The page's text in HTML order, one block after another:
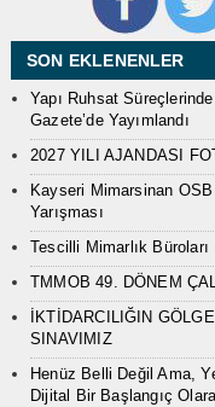
SON EKLENENLER
Yapı Ruhsat
Gazete’de Yayımlandı
2027 YILI AJANDASI
Kayseri Mimarsinan
Yarışması
Tescilli Mimarlık Büroları
TMMOB 49. DÖNEM
İKTİDARCILIĞIN
SINAVIMIZ
Henüz Belli Değil Ama,
Dijital Bir Başlangıç